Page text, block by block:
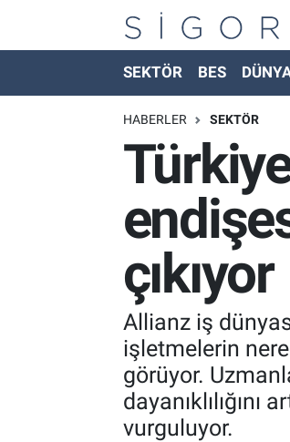
SEKTÖR BES
HABERLER SEKTÖR
çıkıyor
Allianz iş
işletmelerin
görüyor.
dayanıklılığını
vurguluyor.
Nöbetçi Eczaneler
Hava Durumu
Trafik Durumu
Süper Lig Puan Durumu ve Fikstür
Tüm Manşetler
Son Dakika Haberleri
Haber Arşivi